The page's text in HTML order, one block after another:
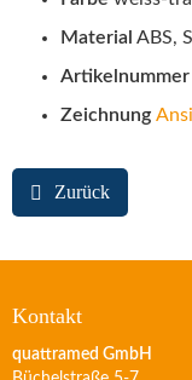
Material ABS,
Artikelnummer
Zeichnung
Zurück
Kontakt
quattramed GmbH